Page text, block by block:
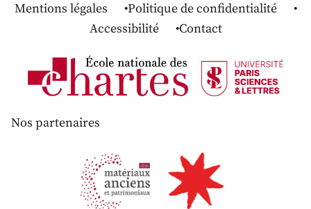
Mentions légales
Politique de confidentialité
Accessibilité
Contact
Nos partenaires